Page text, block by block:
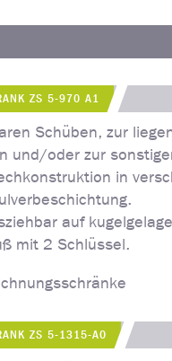
ZS 5-970 A1
Schüben, zur
und/oder zur
in
auf
mit 2 Schlüssel.
ZS 5-1315-A0